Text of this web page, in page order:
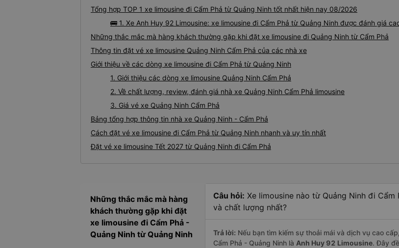
Tổng hợp TOP 1 xe limousine đi Cẩm Phả từ Quảng Ninh tốt nhất hiện nay 08/2026
🚌 1. Xe Anh Huy 92 Limousine: xe limousine đi Cẩm Phả từ Quảng Ninh được đánh giá
Những thắc mắc mà hàng khách thường gặp khi đặt xe limousine đi Quảng Ninh từ Cẩm Phả
Thông tin đặt vé xe limousine Quảng Ninh Cẩm Phả của các nhà xe
Giới thiệu về các dòng xe limousine đi Cẩm Phả từ Quảng Ninh
1. Giới thiệu các dòng xe limousine Quảng Ninh Cẩm Phả
2. Về chất lượng, review, đánh giá nhà xe Quảng Ninh Cẩm Phả limousine
3. Giá vé xe Quảng Ninh Cẩm Phả
Bảng tổng hợp thông tin nhà xe Quảng Ninh - Cẩm Phả
Cách đặt vé xe limousine đi Cẩm Phả từ Quảng Ninh nhanh và uy tín nhất
Đặt vé xe limousine Tết 2027 từ Quảng Ninh đi Cẩm Phả
Những thắc mắc mà hàng
khách thường gặp khi đặt
xe limousine đi Cẩm Phả -
Quảng Ninh từ Quảng Ninh
Câu hỏi: Xe limousine nào từ Quảng Ninh đi
và chất lượng nhất?
Trả lời: Nếu bạn tìm kiếm sự thoải mái và dịch vụ cao
Cẩm Phả - Quảng Ninh là Anh Huy 92 Limousine. Đây